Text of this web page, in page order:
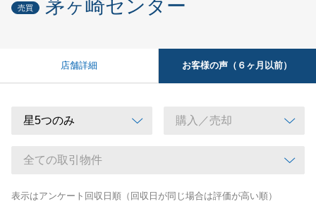
売買 茅ヶ崎センター
店舗詳細 お客様の声（６ヶ月以前）
表示はアンケート回収日順（回収日が同じ場合は評価が高い順）